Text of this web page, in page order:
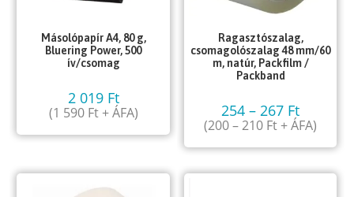
Másolópapír A4, 80 g,
Bluering Power, 500
ív/csomag
2 019 Ft
(1 590 Ft+ ÁFA)
Ragasztószalag,
csomagolószalag 48 mm/60
m, natúr, Packfilm /
Packband
254–267 Ft
(200–210 Ft+ ÁFA)